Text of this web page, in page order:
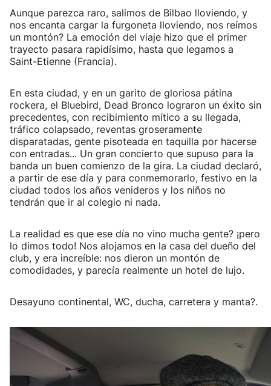
Aunque parezca raro, salimos de Bilbao lloviendo, y
nos encanta cargar la furgoneta lloviendo, nos reímos
un montón? La emoción del viaje hizo que el primer
trayecto pasara rapidísimo, hasta que legamos a
Saint-Etienne (Francia).
En esta ciudad, y en un garito de gloriosa pátina
rockera, el Bluebird, Dead Bronco lograron un éxito sin
precedentes, con recibimiento mítico a su llegada,
tráfico colapsado, reventas groseramente
disparatadas, gente pisoteada en taquilla por hacerse
con entradas... Un gran concierto que supuso para la
banda un buen comienzo de la gira. La ciudad declaró,
a partir de ese día y para conmemorarlo, festivo en la
ciudad todos los años venideros y los niños no
tendrán que ir al colegio ni nada.
La realidad es que ese día no vino mucha gente? ¡pero
lo dimos todo! Nos alojamos en la casa del dueño del
club, y era increíble: nos dieron un montón de
comodidades, y parecía realmente un hotel de lujo.
Desayuno continental, WC, ducha, carretera y manta?.